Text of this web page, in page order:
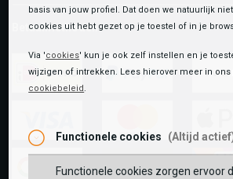
Betaalmethoden
visa
basis van jouw profiel. Dat doen we natuurlijk
cookies uit hebt gezet op je toestel of in je
Via 'cookies' kun je ook zelf instellen en je
wijzigen of intrekken. Lees hierover meer in ons
cookiebeleid .
Functionele cookies (Altijd
Functionele cookies zorgen ervoor